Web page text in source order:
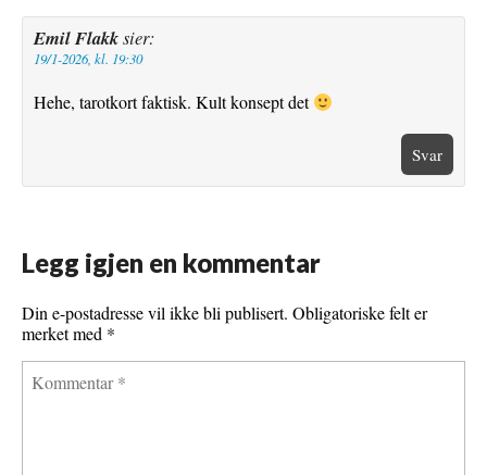
Emil Flakksier:
19/1-2026, kl. 19:30
Hehe, tarotkort faktisk. Kult konsept det
Svar
Legg igjen en kommentar
Din e-postadresse vil ikke bli publisert. Obligatoriske felt er
merket med *